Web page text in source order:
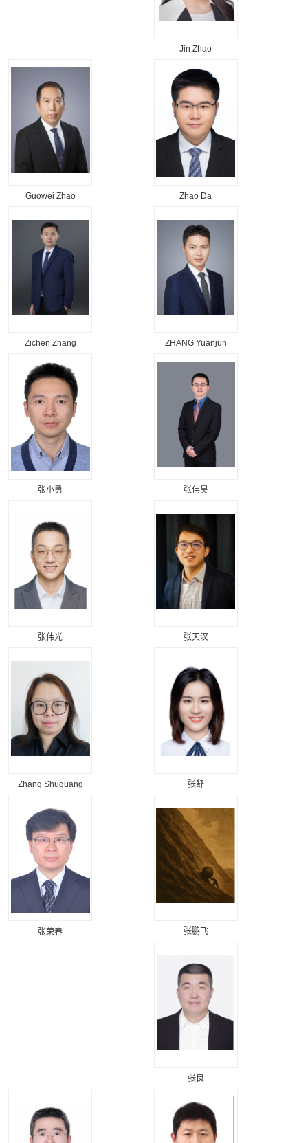
Jin Zhao
Guowei Zhao Zhao Da
Zichen Zhang ZHANG Yuanjun
张小勇 张伟昊
张伟光 张天汉
Zhang Shuguang 张舒
张荣春 张鹏飞
张良